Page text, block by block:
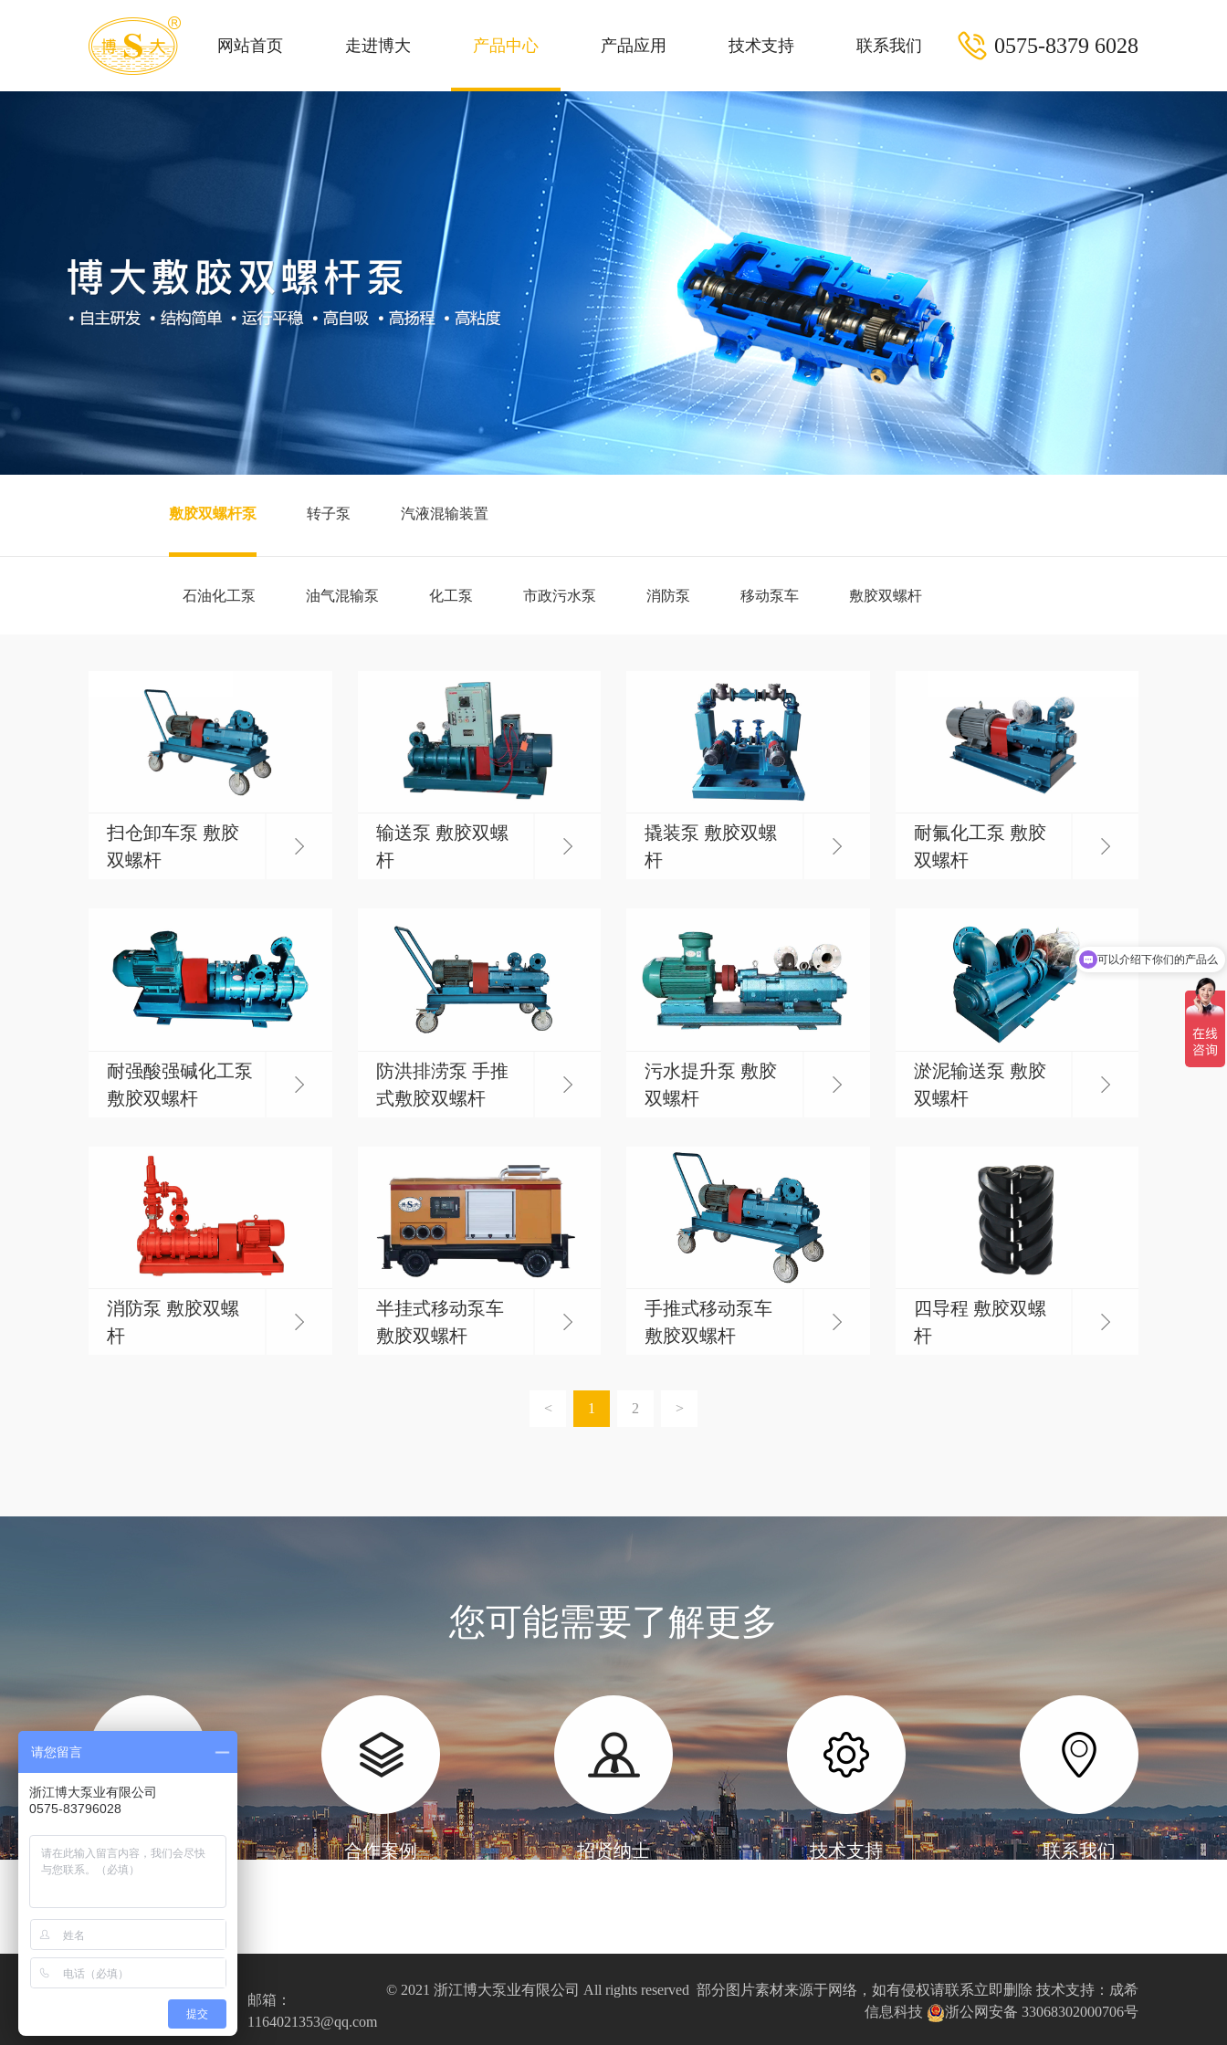
网站首页 走进博大 产品中心 产品应用 技术支持 联系我们 0575-8379 6028
敷胶双螺杆泵 转子泵 汽液混输装置
石油化工泵 油气混输泵 化工泵 市政污水泵 消防泵 移动泵车 敷胶双螺杆
扫仓卸车泵 敷胶
双螺杆
输送泵 敷胶双螺
杆
撬装泵 敷胶双螺
杆
耐氟化工泵 敷胶
双螺杆
耐强酸强碱化工泵
敷胶双螺杆
防洪排涝泵 手推
式敷胶双螺杆
污水提升泵 敷胶
双螺杆
淤泥输送泵 敷胶
双螺杆
消防泵 敷胶双螺
杆
半挂式移动泵车
敷胶双螺杆
手推式移动泵车
敷胶双螺杆
四导程 敷胶双螺
杆
< 1 2 >
您可能需要了解更多
厂房设备 合作案例 招贤纳士 技术支持 联系我们
0575-8379
6028
邮箱：
1164021353@qq.com
© 2021 浙江博大泵业有限公司 All rights reserved 部分图片素材来源于网络，如有侵权请联系立即删除 技术支持： 成希
信息科技
浙公网安备 33068302000706号
可以介绍下你们的产品么
请您留言
浙江博大泵业有限公司
0575-83796028
提交